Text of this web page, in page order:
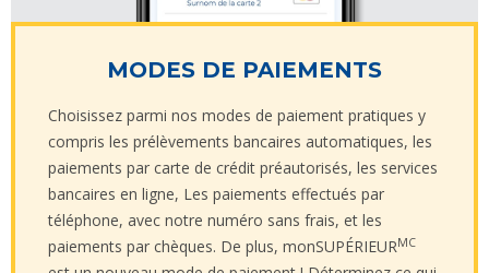
MODES DE PAIEMENTS
Choisissez parmi nos modes de paiement pratiques y
compris les prélèvements bancaires automatiques, les
paiements par carte de crédit préautorisés, les services
bancaires en ligne, Les paiements effectués par
téléphone, avec notre numéro sans frais, et les
paiements par chèques. De plus, monSUPÉRIEURMC